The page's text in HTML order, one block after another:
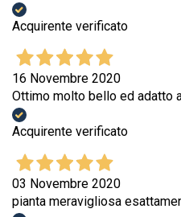
Acquirente verificato
16 Novembre 2020
Ottimo molto bello ed adatto
Acquirente verificato
03 Novembre 2020
pianta meravigliosa